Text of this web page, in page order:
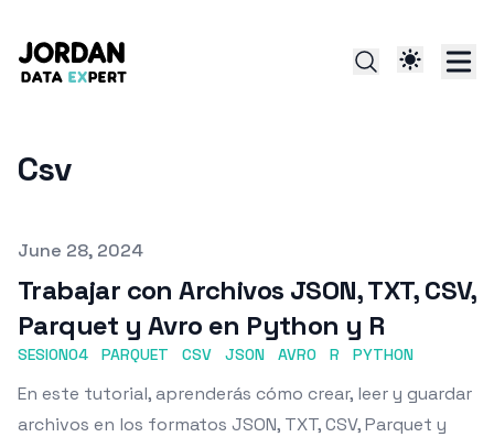
Csv
Published on
June 28, 2024
Trabajar con Archivos JSON, TXT, CSV,
Parquet y Avro en Python y R
SESION04 PARQUET CSV JSON AVRO R PYTHON
En este tutorial, aprenderás cómo crear, leer y guardar
archivos en los formatos JSON, TXT, CSV, Parquet y